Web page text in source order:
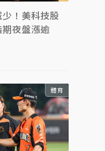
！美科技股
夜盤漲逾
體育